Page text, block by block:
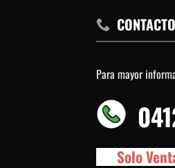
CONTACTO
Para mayor
Solo